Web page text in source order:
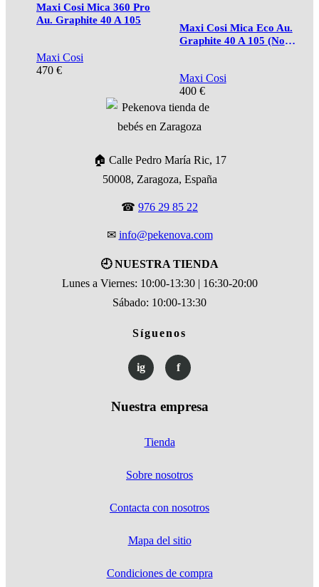
Maxi Cosi Mica 360 Pro
Au. Graphite 40 A 105
Maxi Cosi
470 €
Maxi Cosi Mica Eco Au.
Graphite 40 A 105 (No
Maxi Cosi
400 €
🏠 Calle Pedro María Ric, 17
50008, Zaragoza, España
☎ 976 29 85 22
✉ info@pekenova.com
🕘 NUESTRA TIENDA
Lunes a Viernes: 10:00-13:30 | 16:30-20:00
Sábado: 10:00-13:30
Síguenos
ig f
Nuestra empresa
Tienda
Sobre nosotros
Contacta con nosotros
Mapa del sitio
Condiciones de compra